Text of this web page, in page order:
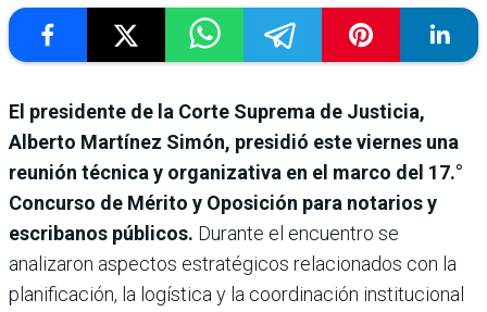
El presidente de la Corte Suprema de Justicia,
Alberto Martínez Simón, presidió este viernes una
reunión técnica y organizativa en el marco del 17.°
Concurso de Mérito y Oposición para notarios y
escribanos públicos. Durante el encuentro se
analizaron aspectos estratégicos relacionados con la
planificación, la logística y la coordinación institucional